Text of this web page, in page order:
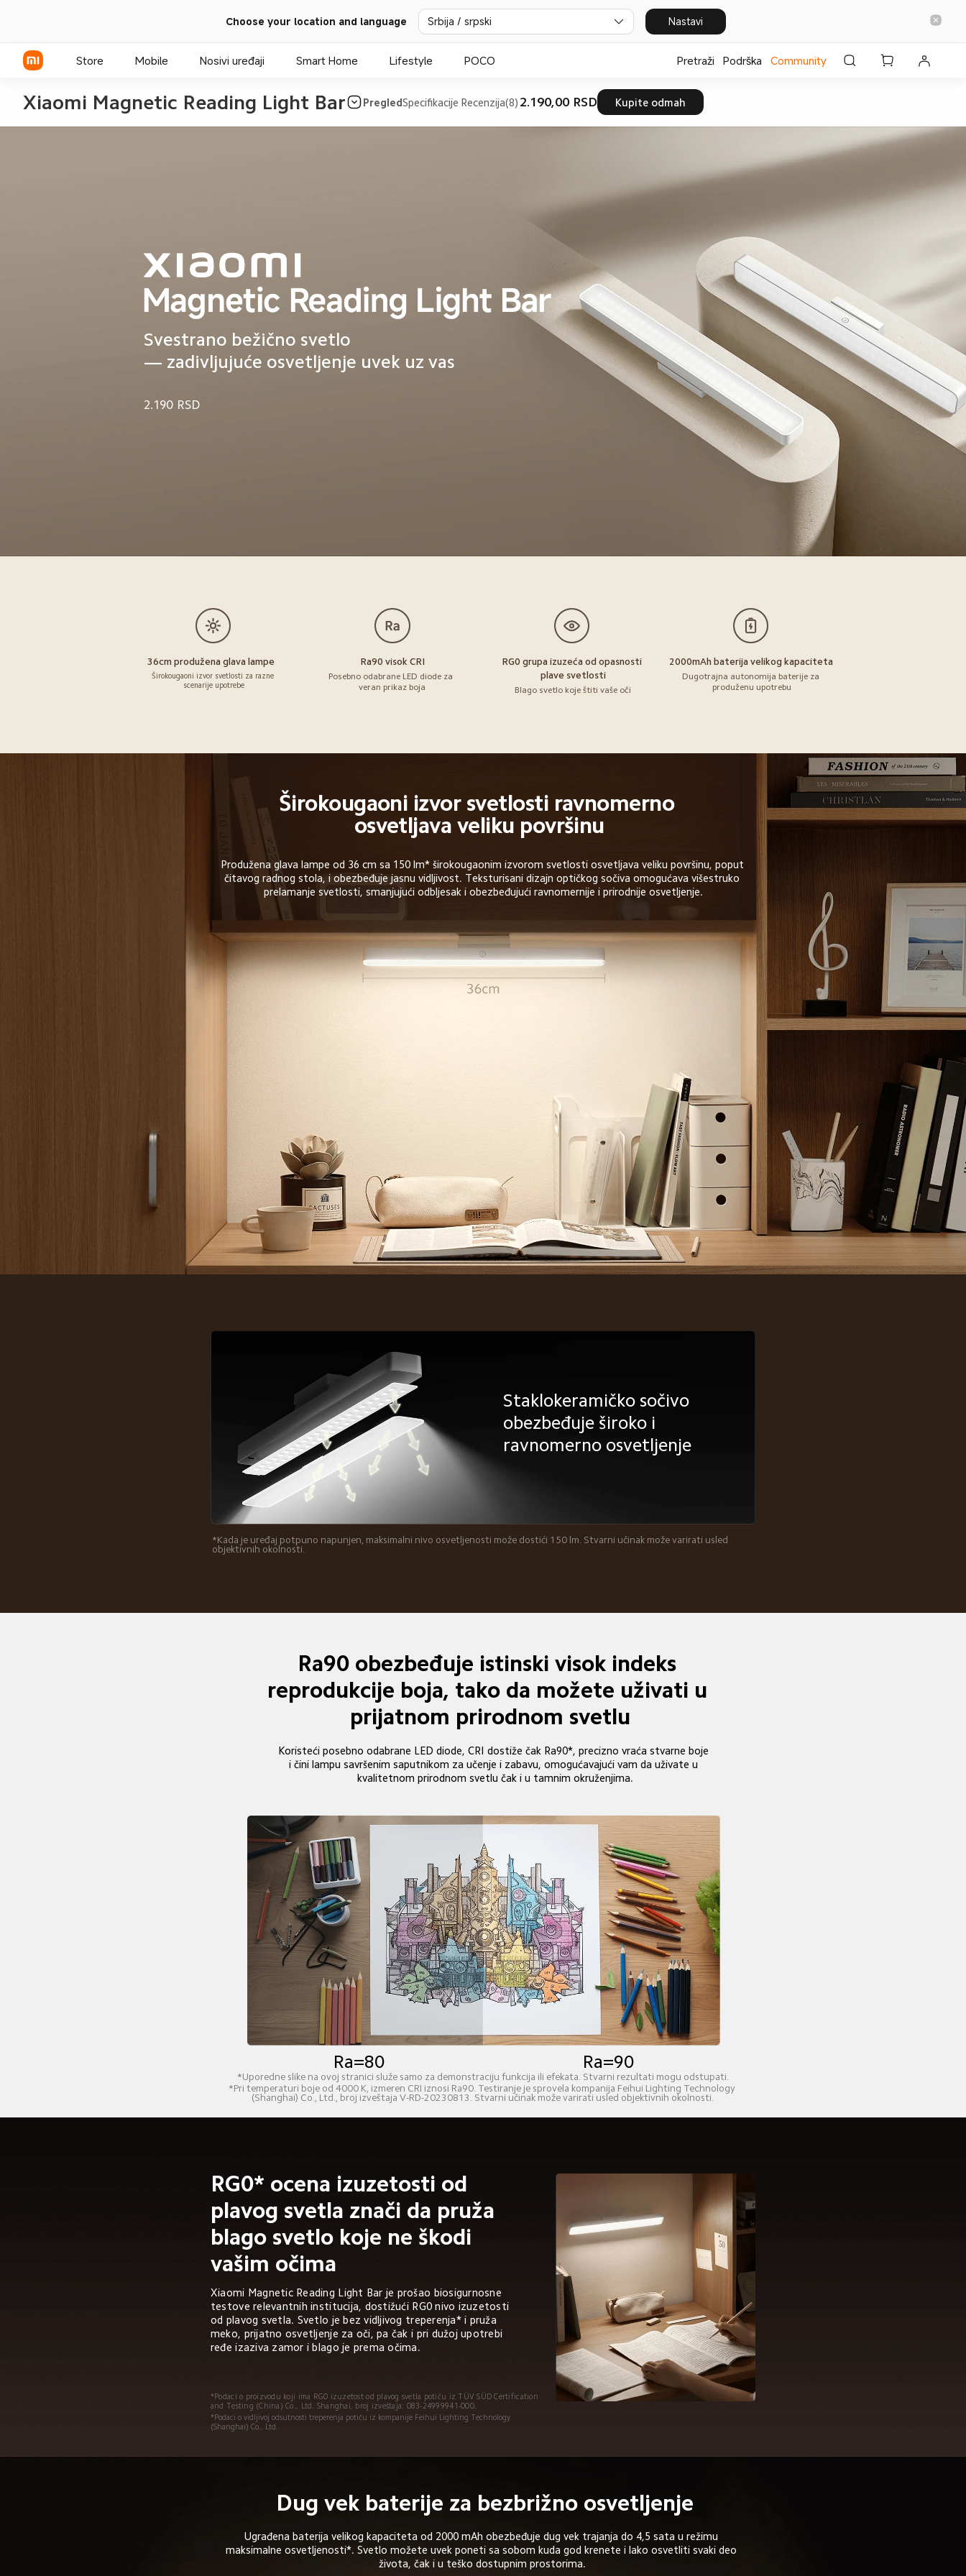
Choose your location and language Srbija / srpski Nastavi
Store Mobile Nosivi uređaji Smart Home Lifestyle POCO Pretraži Podrška Community
Xiaomi Magnetic Reading Light Bar PregledSpecifikacije Recenzija(8) 2.190,00 RSD Kupite odmah
Svestrano bežično svetlo
— zadivljujuće osvetljenje uvek uz vas
2.190 RSD
36cm produžena glava lampe
Širokougaoni izvor svetlosti za razne
scenarije upotrebe
Ra90 visok CRI
Posebno odabrane LED diode za
veran prikaz boja
RG0 grupa izuzeća od opasnosti
plave svetlosti
Blago svetlo koje štiti vaše oči
2000mAh baterija velikog kapaciteta
Dugotrajna autonomija baterije za
produženu upotrebu
Širokougaoni izvor svetlosti ravnomerno
osvetljava veliku površinu
Produžena glava lampe od 36 cm sa 150 lm* širokougaonim izvorom svetlosti osvetljava veliku površinu, poput
čitavog radnog stola, i obezbeđuje jasnu vidljivost. Teksturisani dizajn optičkog sočiva omogućava višestruko
prelamanje svetlosti, smanjujući odbljesak i obezbeđujući ravnomernije i prirodnije osvetljenje.
Staklokeramičko sočivo
obezbeđuje široko i
ravnomerno osvetljenje
*Kada je uređaj potpuno napunjen, maksimalni nivo osvetljenosti može dostići 150 lm. Stvarni učinak može varirati usled
objektivnih okolnosti.
Ra90 obezbeđuje istinski visok indeks
reprodukcije boja, tako da možete uživati u
prijatnom prirodnom svetlu
Koristeći posebno odabrane LED diode, CRI dostiže čak Ra90*, precizno vraća stvarne boje
i čini lampu savršenim saputnikom za učenje i zabavu, omogućavajući vam da uživate u
kvalitetnom prirodnom svetlu čak i u tamnim okruženjima.
Ra=80 Ra=90
*Uporedne slike na ovoj stranici služe samo za demonstraciju funkcija ili efekata. Stvarni rezultati mogu odstupati.
*Pri temperaturi boje od 4000 K, izmeren CRI iznosi Ra90. Testiranje je sprovela kompanija Feihui Lighting Technology
(Shanghai) Co., Ltd., broj izveštaja V-RD-20230813. Stvarni učinak može varirati usled objektivnih okolnosti.
RG0* ocena izuzetosti od
plavog svetla znači da pruža
blago svetlo koje ne škodi
vašim očima
Xiaomi Magnetic Reading Light Bar je prošao biosigurnosne
testove relevantnih institucija, dostižući RG0 nivo izuzetosti
od plavog svetla. Svetlo je bez vidljivog treperenja* i pruža
meko, prijatno osvetljenje za oči, pa čak i pri dužoj upotrebi
ređe izaziva zamor i blago je prema očima.
*Podaci o proizvodu koji ima RG0 izuzetost od plavog svetla potiču iz TÜV SÜD Certification
and Testing (China) Co., Ltd. Shanghai, broj izveštaja: 083-24999941-000.
*Podaci o vidljivoj odsutnosti treperenja potiču iz kompanije Feihui Lighting Technology
(Shanghai) Co., Ltd.
Dug vek baterije za bezbrižno osvetljenje
Ugrađena baterija velikog kapaciteta od 2000 mAh obezbeđuje dug vek trajanja do 4,5 sata u režimu
maksimalne osvetljenosti*. Svetlo možete uvek poneti sa sobom kuda god krenete i lako osvetliti svaki deo
života, čak i u teško dostupnim prostorima.